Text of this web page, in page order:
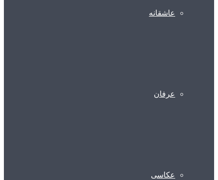
عاشقانه
عرفان
عکاسی